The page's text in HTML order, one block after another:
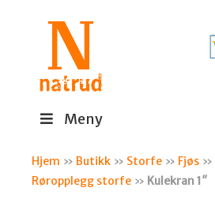
Meny
Hjem » Butikk » Storfe » Fjøs »
Røropplegg storfe » Kulekran 1″